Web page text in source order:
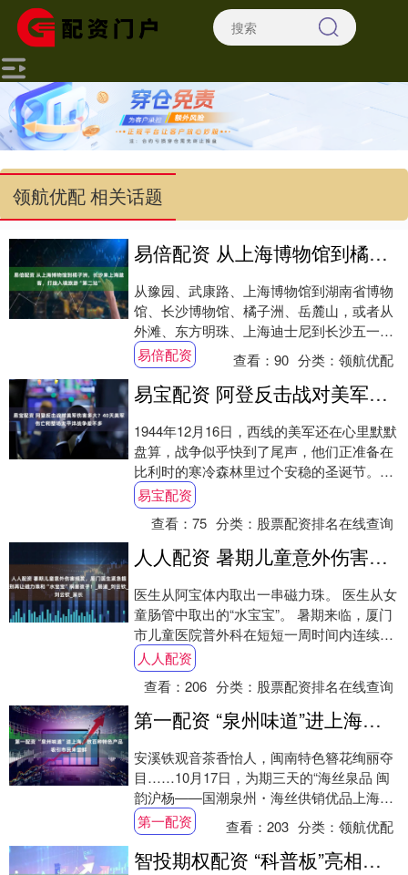
领航优配 相关话题
易倍配资 从上海博物馆到橘子洲，长沙来上海邀客，打造入境旅游“第二站”
从豫园、武康路、上海博物馆到湖南省博物
馆、长沙博物馆、橘子洲、岳麓山，或者从
外滩、东方明珠、上海迪士尼到长沙五一商
圈、超级文和友、梅溪湖国际文化艺术中
心……4月....
易倍配资 查看：90 分类：领航优配
易宝配资 阿登反击战对美军伤害多大？40天美军伤亡和整场太平洋战争差不多
1944年12月16日，西线的美军还在心里默默
盘算，战争似乎快到了尾声，他们正准备在
比利时的寒冷森林里过个安稳的圣诞节。然
而，他们迎接的并不是热腾腾的火鸡晚
餐，....
易宝配资
查看：75 分类： 股票配资排名在线查询
人人配资 暑期儿童意外伤害频发，厦门医生紧急提醒：别再让磁力珠和“水宝宝”祸害孩子！_肠道_刘云钦_家长
医生从阿宝体内取出一串磁力珠。 医生从女
童肠管中取出的“水宝宝”。 暑期来临，厦门
市儿童医院普外科在短短一周时间内连续收
治三名遭遇严重意外伤害的患儿。轻松惬意
的....
人人配资
查看：206 分类： 股票配资排名在线查询
第一配资 “泉州味道”进上海，数百种特色产品吸引市民来尝鲜
安溪铁观音茶香怡人，闽南特色簪花绚丽夺
目……10月17日，为期三天的“海丝泉品 闽
韵沪杨——国潮泉州・海丝供销优品上海行
活动”在五角场启幕。30余家泉州企业携
数....
第一配资 查看：203 分类：领航优配
智投期权配资 “科普板”亮相上海，助推全国科普作品流通交易，刚开张就有8000+挂牌